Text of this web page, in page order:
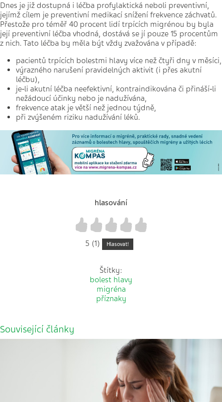
Dnes je již dostupná i léčba profylaktická neboli preventivní,
jejímž cílem je preventivní medikací snížení frekvence záchvatů.
Přestože pro téměř 40 procent lidí trpících migrénou by byla
její preventivní léčba vhodná, dostává se jí pouze 15 procentům
z nich. Tato léčba by měla být vždy zvažována v případě:
pacientů trpících bolestmi hlavy více než čtyři dny v měsíci,
výrazného narušení pravidelných aktivit (i přes akutní
léčbu),
je‑li akutní léčba neefektivní, kontraindikována či přináší‑li
nežádoucí účinky nebo je nadužívána,
frekvence atak je větší než jednou týdně,
při zvýšeném riziku nadužívání léků.
hlasování
4
3
2
1
5 (1) Hlasovat!
Štítky:
bolest hlavy
migréna
příznaky
Související články